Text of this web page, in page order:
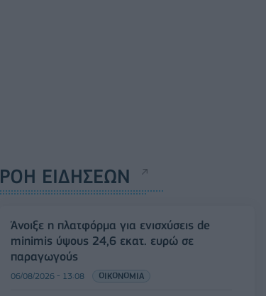
ΡΟΗ ΕΙΔΗΣΕΩΝ
Άνοιξε η πλατφόρμα για ενισχύσεις de
minimis ύψους 24,6 εκατ. ευρώ σε
παραγωγούς
06/08/2026 - 13:08 ΟΙΚΟΝΟΜΙΑ